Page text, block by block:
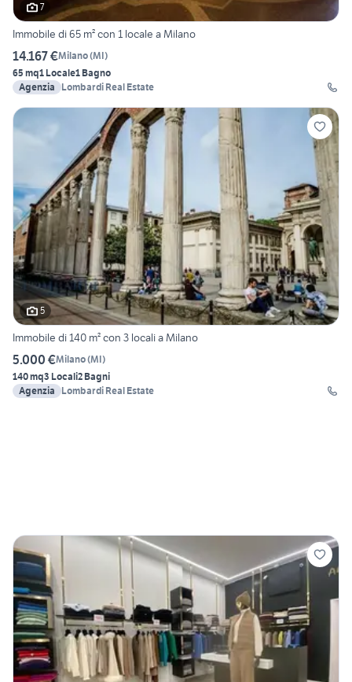
7
Immobile di 65 m² con 1 locale a Milano
14.167 €Milano(MI)
65 mq1 Locale1 Bagno
Agenzia
Lombardi Real Estate
5
Immobile di 140 m² con 3 locali a Milano
5.000 €Milano(MI)
140 mq3 Locali2 Bagni
Agenzia
Lombardi Real Estate